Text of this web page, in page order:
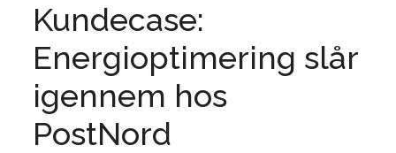
Kundecase:
Energioptimering slår
igennem hos
PostNord